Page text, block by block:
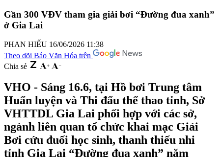
Gần 300 VĐV tham gia giải bơi “Đường đua xanh”
ở Gia Lai
PHAN HIẾU 16/06/2026 11:38
Theo dõi Báo Văn Hóa trên
Chia sẻ
VHO - Sáng 16.6, tại Hồ bơi Trung tâm
Huấn luyện và Thi đấu thể thao tỉnh, Sở
VHTTDL Gia Lai phối hợp với các sở,
ngành liên quan tổ chức khai mạc Giải
Bơi cứu đuối học sinh, thanh thiếu nhi
tỉnh Gia Lai “Đường đua xanh” năm